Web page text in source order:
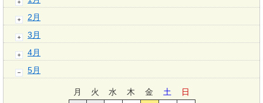
2月
3月
4月
5月
月 火 水 木 金 土 日